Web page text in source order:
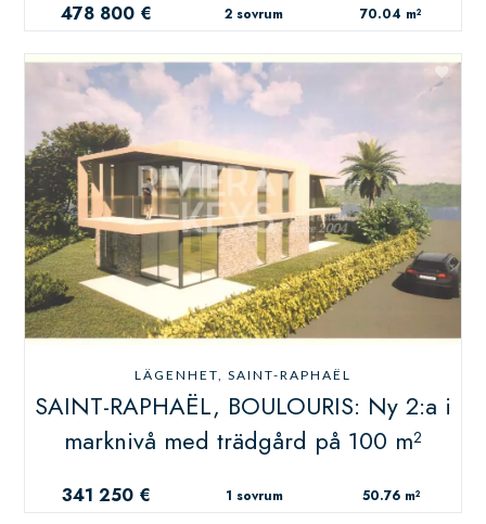
478 800 € 2 sovrum 70.04 m²
LÄGENHET, SAINT-RAPHAËL
SAINT-RAPHAËL, BOULOURIS: Ny 2:a i
marknivå med trädgård på 100 m²
341 250 € 1 sovrum 50.76 m²